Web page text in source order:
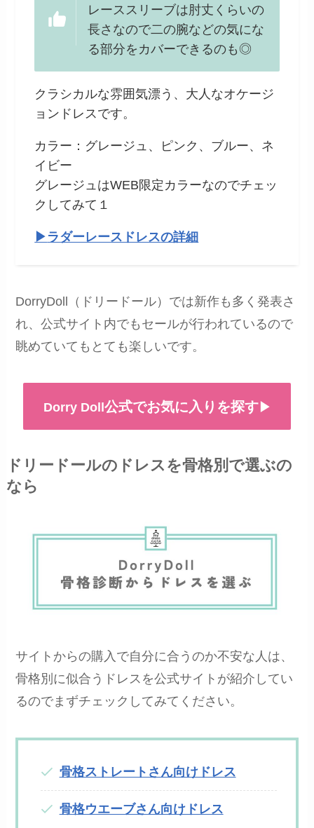
レーススリーブは肘丈くらいの
長さなので二の腕などの気にな
る部分をカバーできるのも◎
クラシカルな雰囲気漂う、大人なオケージ
ョンドレスです。
カラー：グレージュ、ピンク、ブルー、ネ
イビー
グレージュはWEB限定カラーなのでチェッ
クしてみて１
▶︎ ラダーレースドレスの詳細
DorryDoll（ドリードール）では新作も多く発表さ
れ、公式サイト内でもセールが行われているので
眺めていてもとても楽しいです。
Dorry Doll公式でお気に入りを探す▶︎
ドリードールのドレスを骨格別で選ぶの
なら
サイトからの購入で自分に合うのか不安な人は、
骨格別に似合うドレスを公式サイトが紹介してい
るのでまずチェックしてみてください。
骨格ストレートさん向けドレス
骨格ウエーブさん向けドレス